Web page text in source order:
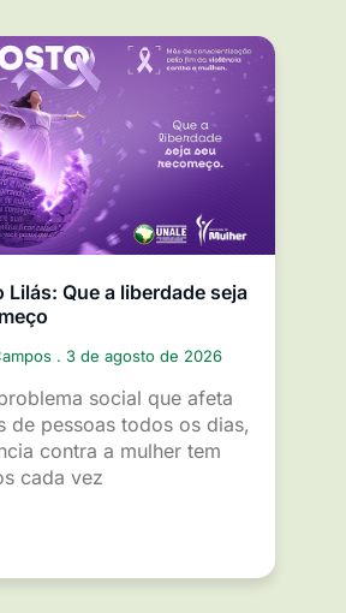
Lilás: Que a liberdade seja
3 de agosto de 2026
social que afeta
de pessoas todos os dias,
contra a mulher tem
cada vez